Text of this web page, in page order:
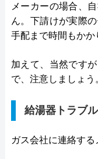
メーカーの場合、
ん。下請けが実際
手配まで時間もかか
加えて、当然です
で、注意しましょう
給湯器トラブ
ガス会社に連絡する